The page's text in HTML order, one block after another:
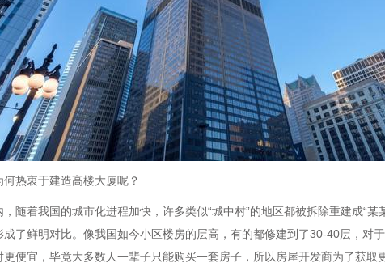
何热衷于建造高楼大厦呢？
，随着我国的城市化进程加快，许多类似“城中村”的地区都被拆除重建成“
成了鲜明对比。像我国如今小区楼房的层高，有的都修建到了30-40层，对
更便宜，毕竟大多数人一辈子只能购买一套房子，所以房屋开发商为了获取